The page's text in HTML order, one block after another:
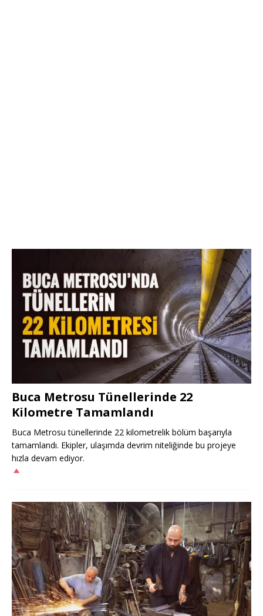
Buca Metrosu Tünellerinde 22
Kilometre Tamamlandı
Buca Metrosu tünellerinde 22 kilometrelik bölüm başarıyla
tamamlandı. Ekipler, ulaşımda devrim niteliğinde bu projeye
hızla devam ediyor.